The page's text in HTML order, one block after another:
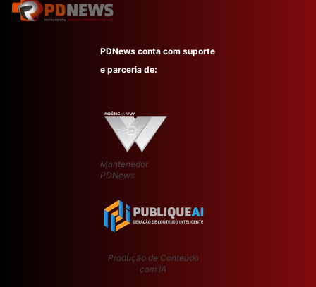
PDNews conta com suporte
e parceria de:
Mantenedor
PDNews
Produção de Conteúdo
com IA